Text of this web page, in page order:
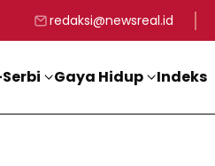
ke-81 Kemerdekaan RI
Kadin Apresiasi
redaksi@newsreal.id
Gaya Hidup Indeks